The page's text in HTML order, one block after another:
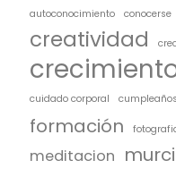
autoconocimiento conocerse
creatividad
cuidado corporal cumpleaños
formación
meditacion